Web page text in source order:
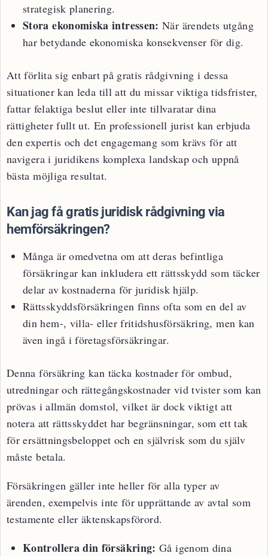
strategisk planering.
Stora ekonomiska intressen: När ärendets utgång
har betydande ekonomiska konsekvenser för dig.
Att förlita sig enbart på gratis rådgivning i dessa
situationer kan leda till att du missar viktiga tidsfrister,
fattar felaktiga beslut eller inte tillvaratar dina
rättigheter fullt ut. En professionell jurist kan erbjuda
den expertis och det engagemang som krävs för att
navigera i juridikens komplexa landskap och uppnå
bästa möjliga resultat.
Kan jag få gratis juridisk rådgivning via
hemförsäkringen?
Många är omedvetna om att deras befintliga
försäkringar kan inkludera ett rättsskydd som täcker
delar av kostnaderna för juridisk hjälp.
Rättsskyddsförsäkringen finns ofta som en del av
din hem-, villa- eller fritidshusförsäkring, men kan
även ingå i företagsförsäkringar.
Denna försäkring kan täcka kostnader för ombud,
utredningar och rättegångskostnader vid tvister som kan
prövas i allmän domstol, vilket är dock viktigt att
notera att rättsskyddet har begränsningar, som ett tak
för ersättningsbeloppet och en självrisk som du själv
måste betala.
Försäkringen gäller inte heller för alla typer av
ärenden, exempelvis inte för upprättande av avtal som
testamente eller äktenskapsförord.
Kontrollera din försäkring: Gå igenom dina